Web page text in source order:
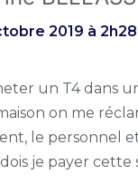
2019 à 2h28
un T4 dans
on me
le personnel
je payer cette